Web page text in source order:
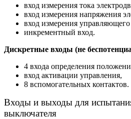
вход измерения тока
вход измерения напряжения
вход измерения
инкрементный вход.
Дискретные входы (не
4 входа определения
вход активации управления,
8 вспомогательных контактов.
Входы и выходы для
выключателя